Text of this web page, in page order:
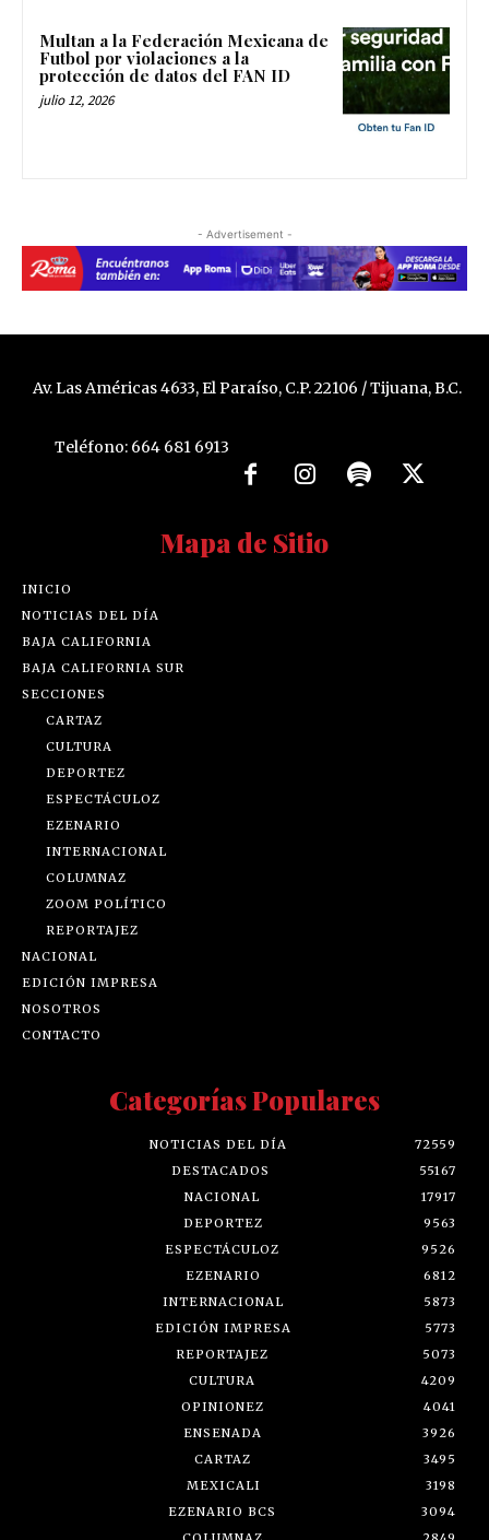
Multan a la Federación Mexicana de
Futbol por violaciones a la
protección de datos del FAN ID
julio 12, 2026
- Advertisement -
Av. Las Américas 4633, El Paraíso, C.P. 22106 / Tijuana, B.C.
Teléfono: 664 681 6913
Mapa de Sitio
INICIO
NOTICIAS DEL DÍA
BAJA CALIFORNIA
BAJA CALIFORNIA SUR
SECCIONES
CARTAZ
CULTURA
DEPORTEZ
ESPECTÁCULOZ
EZENARIO
INTERNACIONAL
COLUMNAZ
ZOOM POLÍTICO
REPORTAJEZ
NACIONAL
EDICIÓN IMPRESA
NOSOTROS
CONTACTO
Categorías Populares
NOTICIAS DEL DÍA
72559
DESTACADOS
55167
NACIONAL
17917
DEPORTEZ
9563
ESPECTÁCULOZ
9526
EZENARIO
6812
INTERNACIONAL
5873
EDICIÓN IMPRESA
5773
REPORTAJEZ
5073
CULTURA
4209
OPINIONEZ
4041
ENSENADA
3926
CARTAZ
3495
MEXICALI
3198
EZENARIO BCS
3094